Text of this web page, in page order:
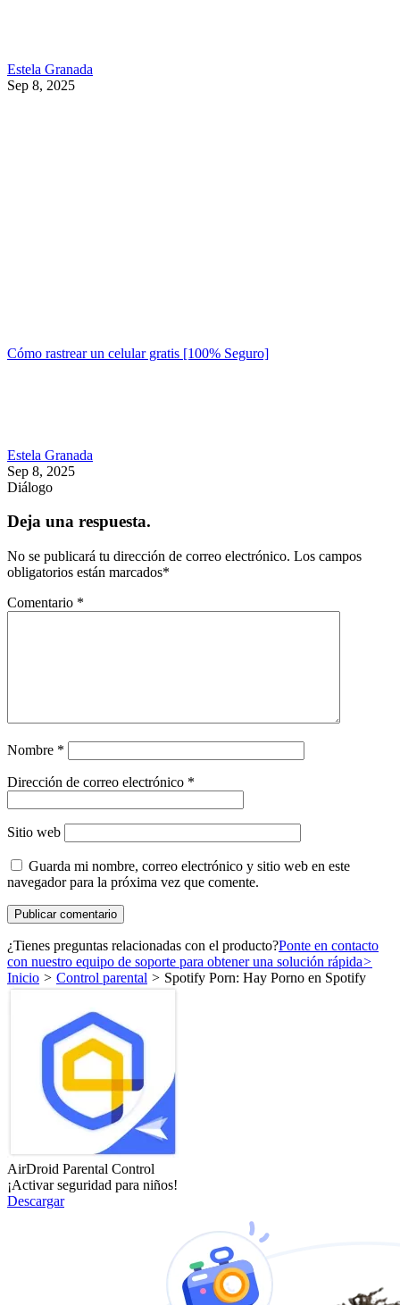
Estela Granada
Sep 8, 2025
Cómo rastrear un celular gratis [100% Seguro]
Estela Granada
Sep 8, 2025
Diálogo
Deja una respuesta.
No se publicará tu dirección de correo electrónico. Los campos
obligatorios están marcados*
Comentario *
Nombre *
Dirección de correo electrónico *
Sitio web
Guarda mi nombre, correo electrónico y sitio web en este
navegador para la próxima vez que comente.
¿Tienes preguntas relacionadas con el producto?Ponte en contacto
con nuestro equipo de soporte para obtener una solución rápida>
Inicio > Control parental > Spotify Porn: Hay Porno en Spotify
AirDroid Parental Control
¡Activar seguridad para niños!
Descargar